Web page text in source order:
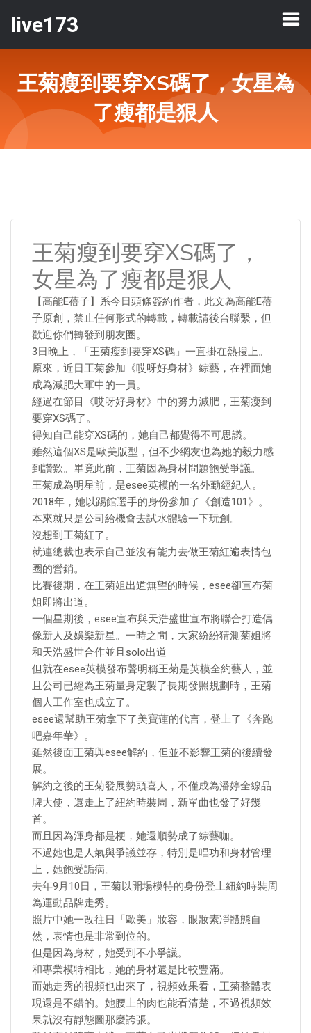
live173
王菊瘦到要穿XS碼了，女星為
了瘦都是狠人
王菊瘦到要穿XS碼了，
女星為了瘦都是狠人
【高能E蓓子】系今日頭條簽約作者，此文為高能E蓓
子原創，禁止任何形式的轉載，轉載請後台聯繫，但
歡迎你們轉發到朋友圈。
3日晚上，「王菊瘦到要穿XS碼」一直掛在熱搜上。
原來，近日王菊參加《哎呀好身材》綜藝，在裡面她
成為減肥大軍中的一員。
經過在節目《哎呀好身材》中的努力減肥，王菊瘦到
要穿XS碼了。
得知自己能穿XS碼的，她自己都覺得不可思議。
雖然這個XS是歐美版型，但不少網友也為她的毅力感
到讚歎。畢竟此前，王菊因為身材問題飽受爭議。
​王菊成為明星前，是esee英模的一名外勤經紀人。
2018年，她以踢館選手的身份參加了《創造101》。
本來就只是公司給機會去試水體驗一下玩創。
沒想到王菊紅了。
就連總裁也表示自己並沒有能力去做王菊紅遍表情包
圈的營銷。
比賽後期，在王菊姐出道無望的時候，esee卻宣布菊
姐即將出道。
一個星期後，esee宣布與天浩盛世宣布將聯合打造偶
像新人及娛樂新星。一時之間，大家紛紛猜測菊姐將
和天浩盛世合作並且solo出道
但就在esee英模發布聲明稱王菊是英模全約藝人，並
且公司已經為王菊量身定製了長期發照規劃時，王菊
個人工作室也成立了。
esee還幫助王菊拿下了美寶蓮的代言，登上了《奔跑
吧嘉年華》。
雖然後面王菊與esee解約，但並不影響王菊的後續發
展。
解約之後的王菊發展勢頭喜人，不僅成為潘婷全線品
牌大使，還走上了紐約時裝周，新單曲也發了好幾
首。
而且因為渾身都是梗，她還順勢成了綜藝咖。
不過她也是人氣與爭議並存，特別是唱功和身材管理
上，她飽受詬病。
去年9月10日，王菊以開場模特的身份登上紐約時裝周
為運動品牌走秀。
照片中她一改往日「歐美」妝容，眼妝素凈體態自
然，表情也是非常到位的。
但是因為身材，她受到不小爭議。
和專業模特相比，她的身材還是比較豐滿。
而她走秀的視頻也出來了，視頻效果看，王菊整體表
現還是不錯的。她腰上的肉也能看清楚，不過視頻效
果就沒有靜態圖那麼誇張。